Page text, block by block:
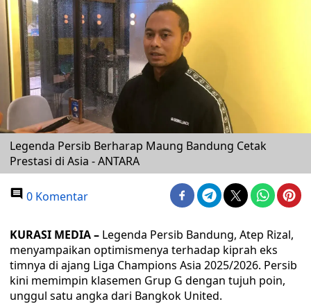
Legenda Persib Berharap Maung Bandung Cetak
Prestasi di Asia - ANTARA
0 Komentar
KURASI MEDIA – Legenda Persib Bandung, Atep Rizal,
menyampaikan optimismenya terhadap kiprah eks
timnya di ajang Liga Champions Asia 2025/2026. Persib
kini memimpin klasemen Grup G dengan tujuh poin,
unggul satu angka dari Bangkok United.